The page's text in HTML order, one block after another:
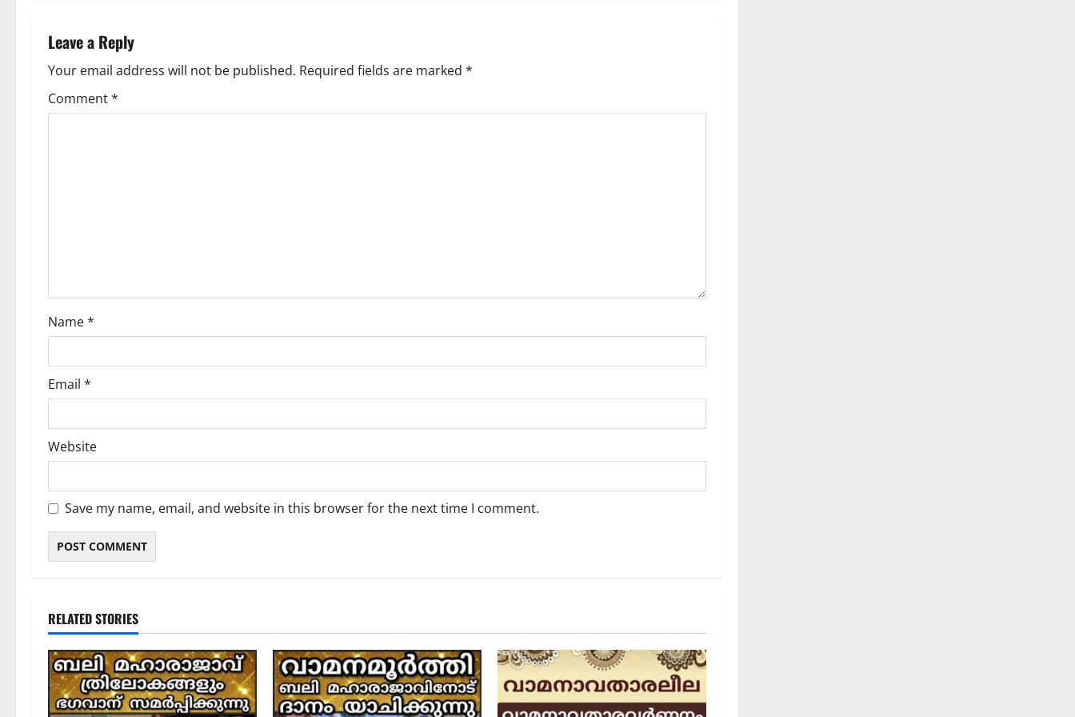
Leave a Reply
Your email address will not be published. Required fields are marked *
Comment*
Name*
Email *
Website
Save my name, email, and website in this browser for the next time I comment.
RELATED STORIES